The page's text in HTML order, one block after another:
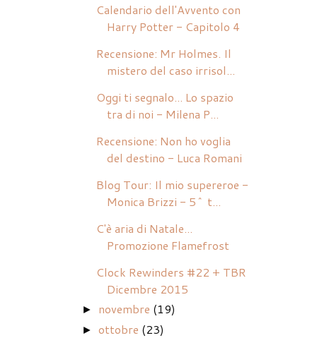
Calendario dell'Avvento con
Harry Potter - Capitolo 4
Recensione: Mr Holmes. Il
mistero del caso irrisol...
Oggi ti segnalo... Lo spazio
tra di noi - Milena P...
Recensione: Non ho voglia
del destino - Luca Romani
Blog Tour: Il mio supereroe -
Monica Brizzi - 5^ t...
C'è aria di Natale...
Promozione Flamefrost
Clock Rewinders #22 + TBR
Dicembre 2015
► novembre (19)
►ottobre (23)